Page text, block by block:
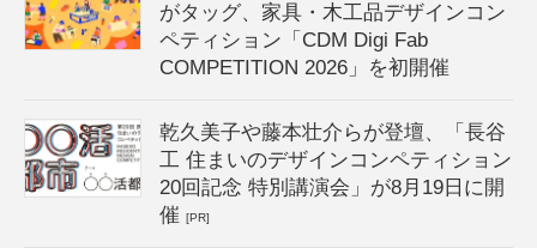
がタッグ、家具・木工品デザインコン
ペティション「CDM Digi Fab
COMPETITION 2026」を初開催
乾久美子や藤本壮介らが登壇、「長谷
工 住まいのデザインコンペティション
20回記念 特別講演会」が8月19日に開
催[PR]